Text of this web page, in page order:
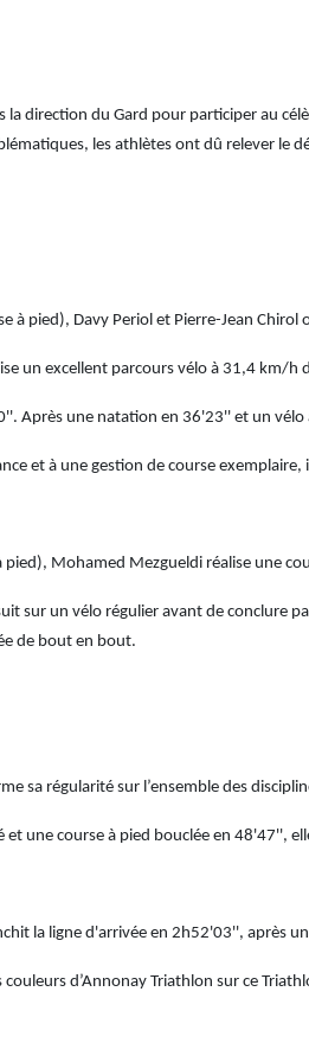
direction du Gard pour participer au
les athlètes ont dû relever le
pied), Davy Periol et Pierre-Jean
un excellent parcours vélo à 31,4 km/
Après une natation en 36'23'' et un
et à une gestion de course
Mohamed Mezgueldi réalise une
sur un vélo régulier avant de
de bout en bout.
sa régularité sur l’ensemble des
une course à pied bouclée en 48'47'',
la ligne d'arrivée en 2h52'03'', après
d’Annonay Triathlon sur ce